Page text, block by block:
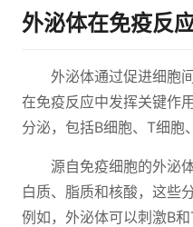
外泌体在免疫反
外泌体通过促进细胞
在免疫反应中发挥关键作
分泌，包括B细胞、T细胞
源自免疫细胞的外泌
白质、脂质和核酸，这些
例如，外泌体可以刺激B